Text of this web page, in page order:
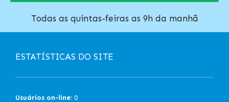
Todas as quintas-feiras as 9h da manhã
ESTATÍSTICAS DO SITE
Usuários on-line: 0